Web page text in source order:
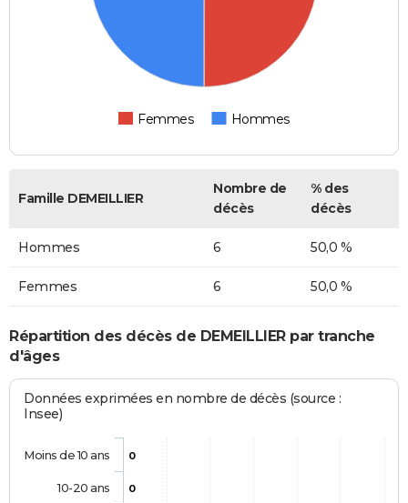
Femmes Hommes
Famille DEMEILLIER
Nombre de
décès
% des
décès
Hommes 6 50,0 %
Femmes 6 50,0 %
Répartition des décès de DEMEILLIER par tranche
d'âges
Données exprimées en nombre de décès (source :
Insee)
0
0
Moins de 10 ans
10-20 ans